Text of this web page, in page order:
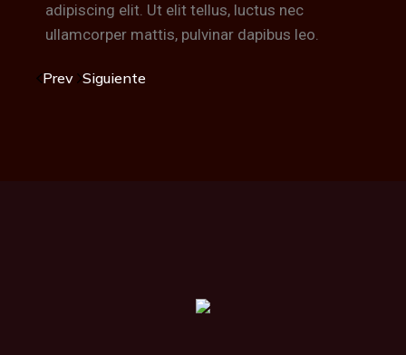
adipiscing elit. Ut elit tellus, luctus nec
ullamcorper mattis, pulvinar dapibus leo.
Prev Siguiente